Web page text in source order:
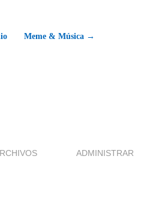
Meme & Música →
ADMINISTRAR